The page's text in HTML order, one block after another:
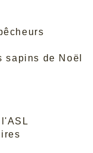
sapins de Noël